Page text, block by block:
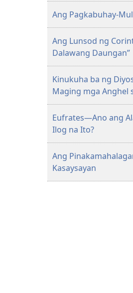
Ang Pagkabuhay-
Ang Lunsod ng
Dalawang Daungan”
Kinukuha ba ng
Maging mga Anghel
Eufrates—Ano ang
Ilog na Ito?
Ang
Kasaysayan